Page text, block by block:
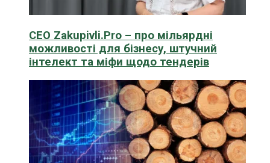
CEO Zakupivli.Pro – про мільярдні
можливості для бізнесу, штучний
інтелект та міфи щодо тендерів